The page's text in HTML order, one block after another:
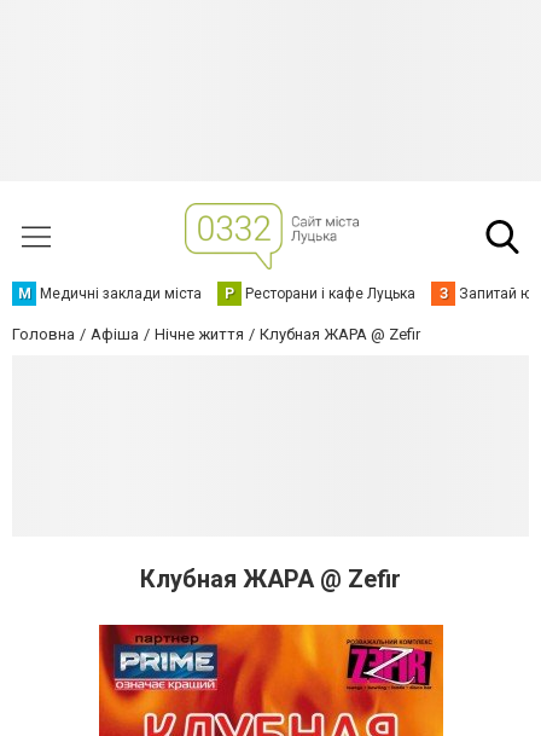
М Медичні заклади міста Р Ресторани і кафе Луцька З Запитай
Головна Афіша Нічне життя Клубная ЖАРА @ Zefir
Клубная ЖАРА @ Zefir